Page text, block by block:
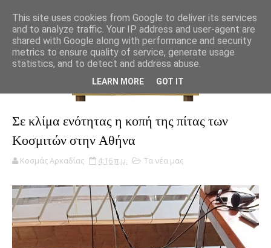
Σε κλίμα ενότητας η κοπή της πίτας των
Κοσμιτών στην Αθήνα
Κοσμάς Αρκαδίας 4:16 π.μ. Τα νέα μας
This site uses cookies from Google to deliver its services
and to analyze traffic. Your IP address and user-agent are
shared with Google along with performance and security
metrics to ensure quality of service, generate usage
statistics, and to detect and address abuse.
LEARN MORE GOT IT